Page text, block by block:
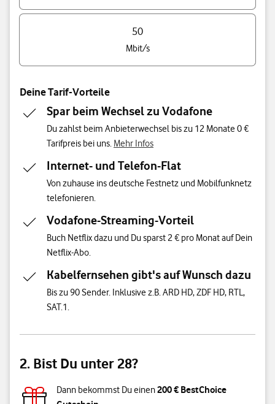
50
Mbit/s
Deine Tarif-Vorteile
Spar beim Wechsel zu Vodafone
Du zahlst beim Anbieterwechsel bis zu 12 Monate 0 €
Tarifpreis bei uns. Mehr Infos
Internet- und Telefon-Flat
Von zuhause ins deutsche Festnetz und Mobilfunknetz
telefonieren.
Vodafone-Streaming-Vorteil
Buch Netflix dazu und Du sparst 2 € pro Monat auf Dein
Netflix-Abo.
Kabelfernsehen gibt's auf Wunsch dazu
Bis zu 90 Sender. Inklusive z.B. ARD HD, ZDF HD, RTL,
SAT.1.
2. Bist Du unter 28?
Dann bekommst Du einen200 € BestChoice